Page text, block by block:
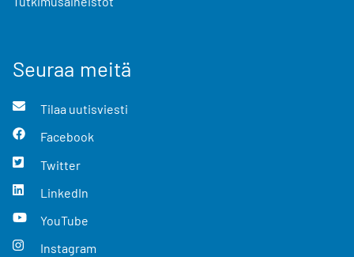
Seuraa meitä
Tilaa uutisviesti
Facebook
Twitter
LinkedIn
YouTube
Instagram